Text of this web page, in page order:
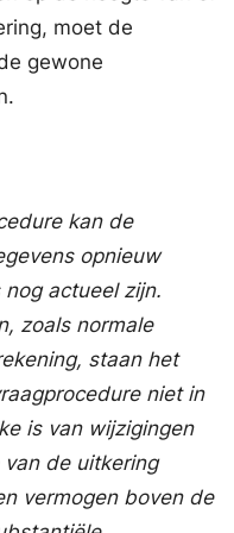
moet de
gewone
kan de
opnieuw
actueel zijn.
zoals normale
staan het
niet in
is van wijzigingen
de uitkering
vermogen boven de